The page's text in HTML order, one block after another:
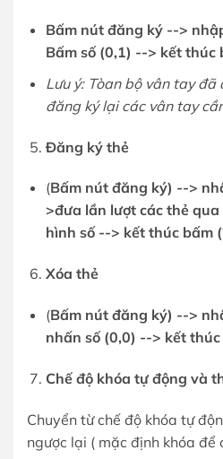
Bấm nút đăng ký --> nhậ
Bấm số (0,1) --> kết thúc
Lưu ý: Tòan bộ vân tay đã
đăng ký lại các vân tay
Đăng ký thẻ
(Bấm nút đăng ký) -->
>đưa lần lượt các thẻ
hình số--> kết thúc bấm
Xóa thẻ
(Bấm nút đăng ký) -->
nhấn số (0,0) --> kết thúc
Chế độ khóa tự động và
Chuyển từ chế độ khóa tự
ngược lại ( mặc định khóa để